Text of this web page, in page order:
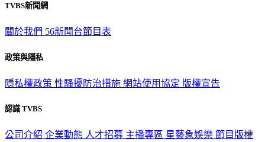
TVBS新聞網
關於我們 56新聞台節目表
政策與隱私
隱私權政策 性騷擾防治措施 網站使用協定 版權宣告
認識 TVBS
公司介紹 企業動態 人才招募 主播專區 星藝象娛樂 節目版權